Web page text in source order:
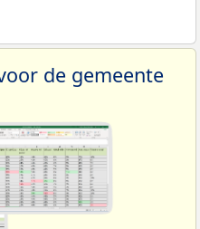
de gemeente